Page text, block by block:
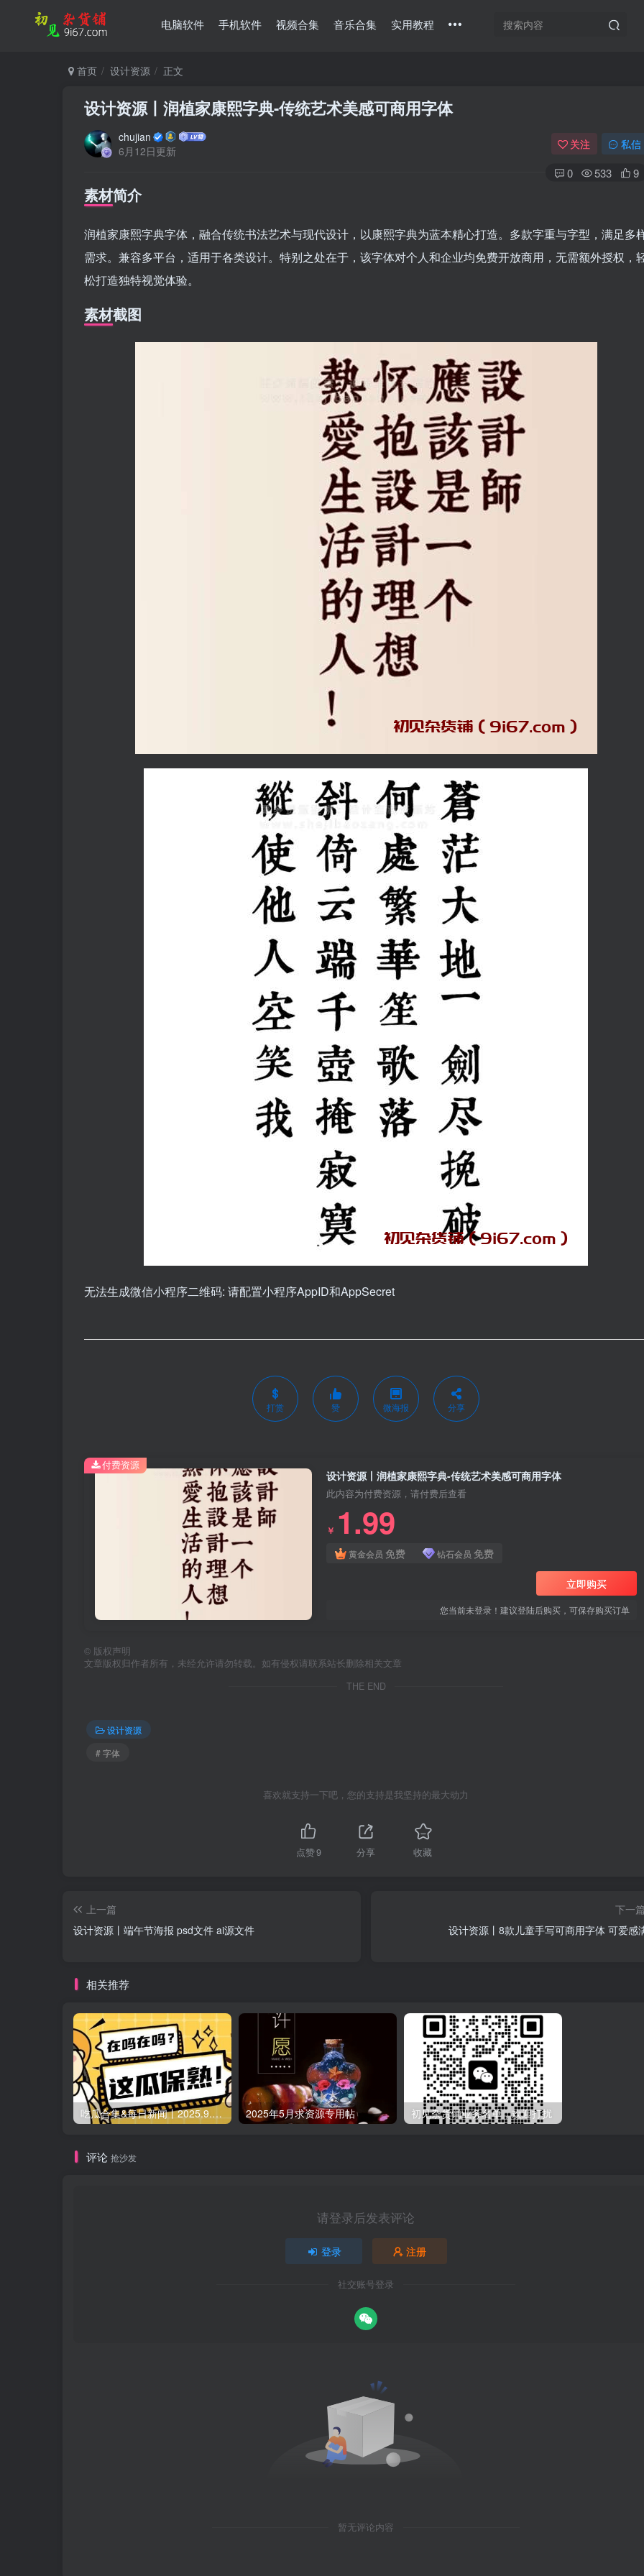
电脑软件 手机软件 视频合集 音乐合集 实用教程
首页 设计资源 正文
设计资源丨润植家康熙字典-传统艺术美感可商用字体
chujian
6月12日更新
关注 私信
0 533 9
素材简介
润植家康熙字典字体，融合传统书法艺术与现代设计，以康熙字典为蓝本精心打造。多款字重与字型，满足多
需求。兼容多平台，适用于各类设计。特别之处在于，该字体对个人和企业均免费开放商用，无需额外授权，
松打造独特视觉体验。
素材截图
无法生成微信小程序二维码: 请配置小程序AppID和AppSecret
打赏 赞 微海报 分享
设计资源丨润植家康熙字典-传统艺术美感可商用字体
此内容为付费资源，请付费后查看
￥ 1.99
黄金会员 免费 钻石会员 免费
立即购买
您当前未登录！建议登陆后购买，可保存购买订单
付费资源
© 版权声明
文章版权归作者所有，未经允许请勿转载。如有侵权请联系站长删除相关文章
THE END
设计资源
# 字体
喜欢就支持一下吧，您的支持是我坚持的最大动力
点赞9 分享 收藏
上一篇
设计资源丨端午节海报 psd文件 ai源文件
下一
设计资源丨8款儿童手写可商用字体 可爱感
相关推荐
吃瓜合集&每日新闻丨2025.9.5 日更新（作者失业期间随缘更新） 2025年5月求资源专用帖 初见杂货铺业务名单，欢迎打扰
评论 抢沙发
请登录后发表评论
登录 注册
社交账号登录
暂无评论内容